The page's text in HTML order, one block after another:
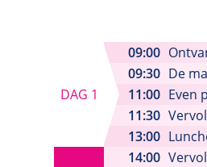
Geen saaie
Het is namelijk
boeiende,
doolhof van de
soms dwalen maar
09:00
09:30 De
11:00 Even
11:30
13:00
14:00
DAG 1